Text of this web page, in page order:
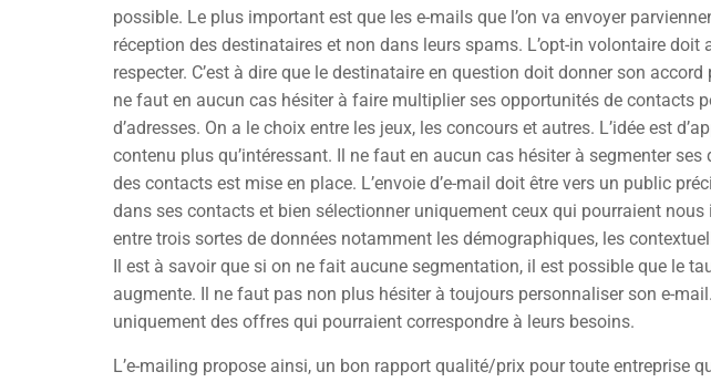
possible. Le plus important est que les e-mails que l’on va envoyer
réception des destinataires et non dans leurs spams. L’opt-in volontaire doit
respecter. C’est à dire que le destinataire en question doit donner son accord
ne faut en aucun cas hésiter à faire multiplier ses opportunités de contacts
d’adresses. On a le choix entre les jeux, les concours et autres. L’idée est
contenu plus qu’intéressant. Il ne faut en aucun cas hésiter à segmenter
des contacts est mise en place. L’envoie d’e-mail doit être vers un public
dans ses contacts et bien sélectionner uniquement ceux qui pourraient nous
entre trois sortes de données notamment les démographiques, les
Il est à savoir que si on ne fait aucune segmentation, il est possible que le
augmente. Il ne faut pas non plus hésiter à toujours personnaliser son e-
uniquement des offres qui pourraient correspondre à leurs besoins.
L’e-mailing propose ainsi, un bon rapport qualité/prix pour toute entreprise